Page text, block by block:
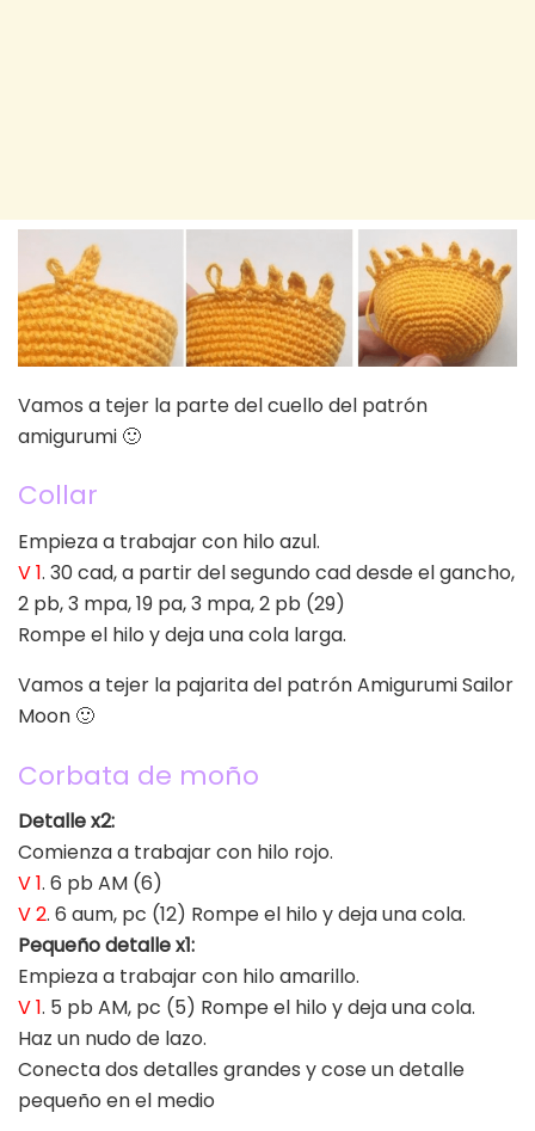
Vamos a tejer la parte del cuello del patrón
amigurumi 🙂
Collar
Empieza a trabajar con hilo azul.
V 1. 30 cad, a partir del segundo cad desde el gancho,
2 pb, 3 mpa, 19 pa, 3 mpa, 2 pb (29)
Rompe el hilo y deja una cola larga.
Vamos a tejer la pajarita del patrón Amigurumi Sailor
Moon 🙂
Corbata de moño
Detalle x2:
Comienza a trabajar con hilo rojo.
V 1. 6 pb AM (6)
V 2. 6 aum, pc (12) Rompe el hilo y deja una cola.
Pequeño detalle x1:
Empieza a trabajar con hilo amarillo.
V 1. 5 pb AM, pc (5) Rompe el hilo y deja una cola.
Haz un nudo de lazo.
Conecta dos detalles grandes y cose un detalle
pequeño en el medio